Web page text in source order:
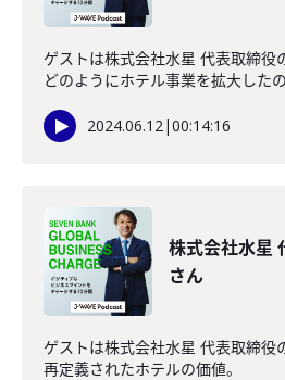
ゲストは株式会社水星 代表取締役
どのようにホテル事業を拡大した
2024.06.12|00:14:16
株式会社水星
さん
ゲストは株式会社水星 代表取締役
再定義されたホテルの価値。